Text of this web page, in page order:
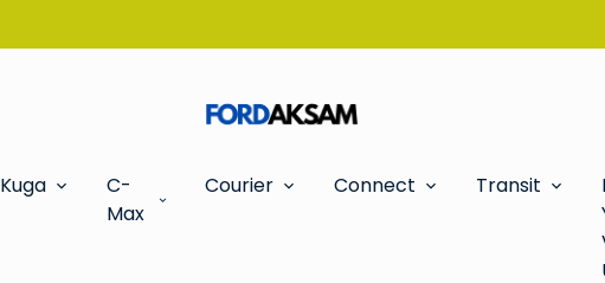
Kuga
C-
Max
Courier Connect Transit